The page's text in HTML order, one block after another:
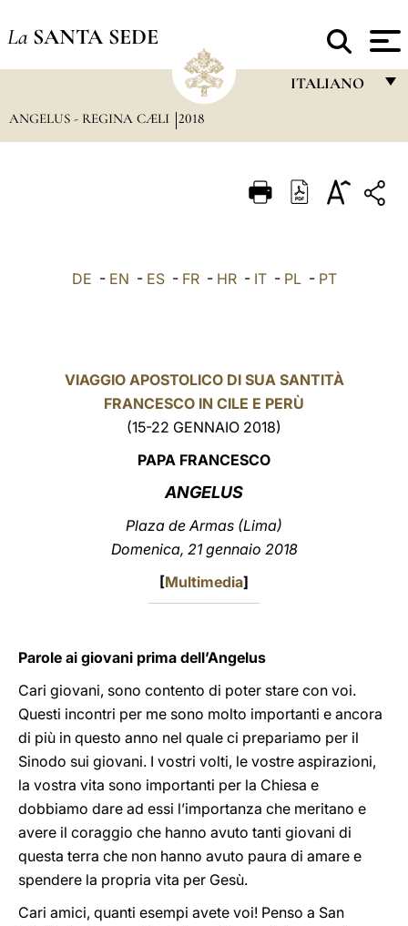
La SANTA SEDE
ITALIANO
ITALIANO
中文
ANGELUS - REGINA CÆLI 2018
DE - EN - ES- FR- HR- IT- PL- PT
VIAGGIO APOSTOLICO DI SUA SANTITÀ
FRANCESCO IN CILE E PERÙ
(15-22 GENNAIO 2018)
PAPA FRANCESCO
ANGELUS
Plaza de Armas (Lima)
Domenica, 21 gennaio 2018
[Multimedia]
Parole ai giovani prima dell’Angelus
Cari giovani, sono contento di poter stare con voi.
Questi incontri per me sono molto importanti e ancora
di più in questo anno nel quale ci prepariamo per il
Sinodo sui giovani. I vostri volti, le vostre aspirazioni,
la vostra vita sono importanti per la Chiesa e
dobbiamo dare ad essi l’importanza che meritano e
avere il coraggio che hanno avuto tanti giovani di
questa terra che non hanno avuto paura di amare e
spendere la propria vita per Gesù.
Cari amici, quanti esempi avete voi! Penso a San